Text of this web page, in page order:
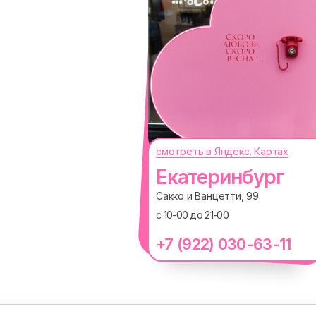
Екатеринбург
Сакко и Ванцетти, 99
+7 (922) 030-63-11
с 10-00 до 21-00
смотреть в Яндекс. Картах
Оплата долями
Size guide
Обмен и возврат
Доставка и оплата